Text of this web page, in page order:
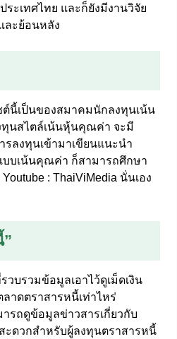
ะเทศไทย และก็ยังมีงานวิจัย
ละย้อนหลัง
ต์นี้เป็นของสมาคมนักลงทุนเน้น
ทุนสไตล์เน้นหุ้นคุณค่า จะมี
ลงทุนเข้ามาเขียนแนะนำ
บเน้นคุณค่า ก็สามารถศึกษา
: ThaiViMedia นั่นเอง
บรวมข้อมูลเอาไว้ดูเม็ดเงิน
าดตราสารหนี้เท่าไหร่
รถดูข้อมูลข่าวสารเกี่ยวกับ
ดวกสำหรับผู้ลงทุนตราสารหนี้